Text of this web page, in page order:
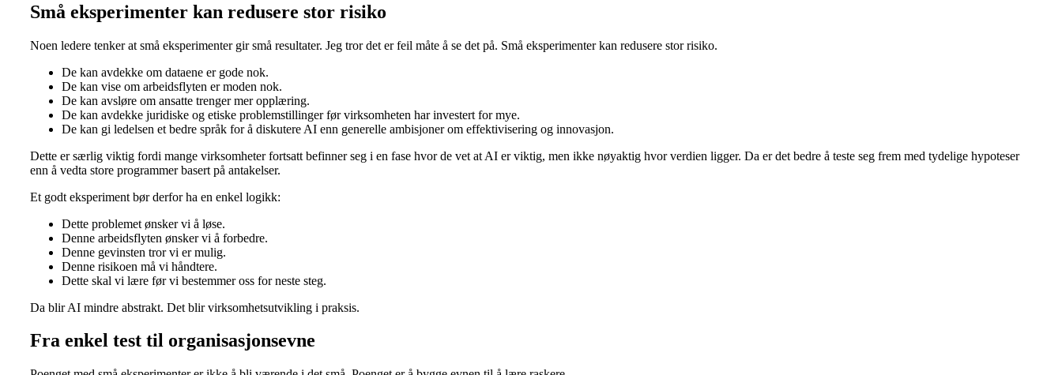
Små eksperimenter kan redusere stor risiko
Noen ledere tenker at små eksperimenter gir små resultater. Jeg tror det er feil måte å se det på. Små eksperimenter kan redusere stor risiko.
De kan avdekke om dataene er gode nok.
De kan vise om arbeidsflyten er moden nok.
De kan avsløre om ansatte trenger mer opplæring.
De kan avdekke juridiske og etiske problemstillinger før virksomheten har investert for mye.
De kan gi ledelsen et bedre språk for å diskutere AI enn generelle ambisjoner om effektivisering og innovasjon.
Dette er særlig viktig fordi mange virksomheter fortsatt befinner seg i en fase hvor de vet at AI er viktig, men ikke nøyaktig hvor verdien ligger. Da er det bedre å teste seg frem med tydelige hypoteser
enn å vedta store programmer basert på antakelser.
Et godt eksperiment bør derfor ha en enkel logikk:
Dette problemet ønsker vi å løse.
Denne arbeidsflyten ønsker vi å forbedre.
Denne gevinsten tror vi er mulig.
Denne risikoen må vi håndtere.
Dette skal vi lære før vi bestemmer oss for neste steg.
Da blir AI mindre abstrakt. Det blir virksomhetsutvikling i praksis.
Fra enkel test til organisasjonsevne